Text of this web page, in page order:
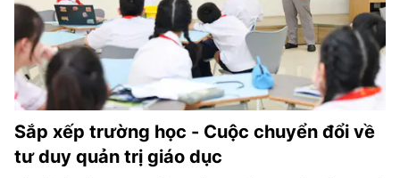
Sắp xếp trường học - Cuộc chuyển đổi về
tư duy quản trị giáo dục